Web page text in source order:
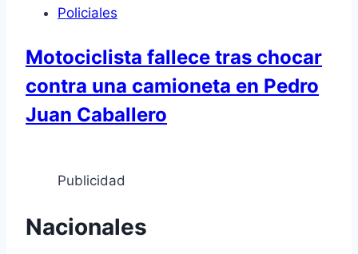
Policiales
Motociclista fallece tras chocar
contra una camioneta en Pedro
Juan Caballero
Publicidad
Nacionales